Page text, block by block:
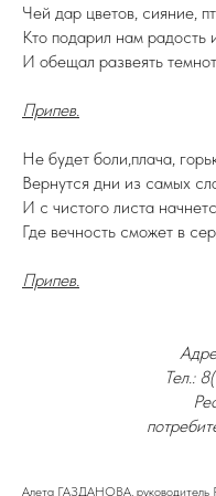
Чей дар цветов, сияние,
Кто подарил нам радость
И обещал развеять
Припев.
Не будет боли,плача,
Вернутся дни из самых
И с чистого листа
Где вечность сможет в
Припев.
Тел.:
Алета ГАЗДАНОВА, руководитель